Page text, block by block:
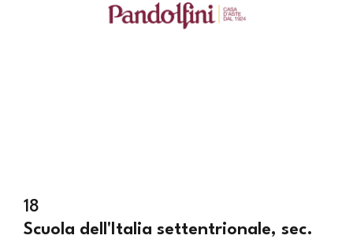
18
Scuola dell'Italia settentrionale, sec.